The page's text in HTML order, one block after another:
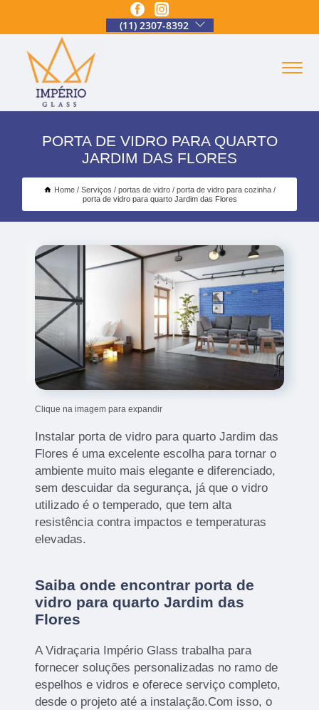
(11) 2307-8392
PORTA DE VIDRO PARA QUARTO
JARDIM DAS FLORES
Home Serviços portas de vidro
porta de vidro para cozinha
porta de vidro para quarto Jardim das Flores
Clique na imagem para expandir
Instalar porta de vidro para quarto Jardim das
Flores é uma excelente escolha para tornar o
ambiente muito mais elegante e diferenciado,
sem descuidar da segurança, já que o vidro
utilizado é o temperado, que tem alta
resistência contra impactos e temperaturas
elevadas.
Saiba onde encontrar porta de
vidro para quarto Jardim das
Flores
A Vidraçaria Império Glass trabalha para
fornecer soluções personalizadas no ramo de
espelhos e vidros e oferece serviço completo,
desde o projeto até a instalação.Com isso, o